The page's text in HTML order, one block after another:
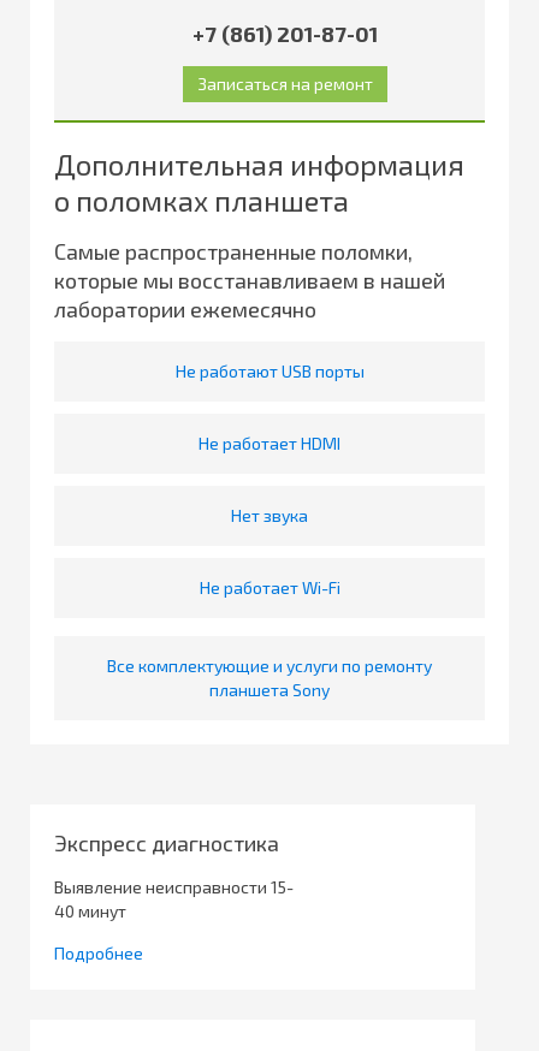
+7 (861) 201-87-01
Дополнительная информация
о поломках планшета
Самые распространенные поломки,
которые мы восстанавливаем в нашей
лаборатории ежемесячно
Не работают USB порты
Не работает HDMI
Нет звука
Не работает Wi-Fi
Все комплектующие и услуги по ремонту
планшета Sony
Экспресс диагностика
Выявление неисправности 15-
40 минут
Подробнее